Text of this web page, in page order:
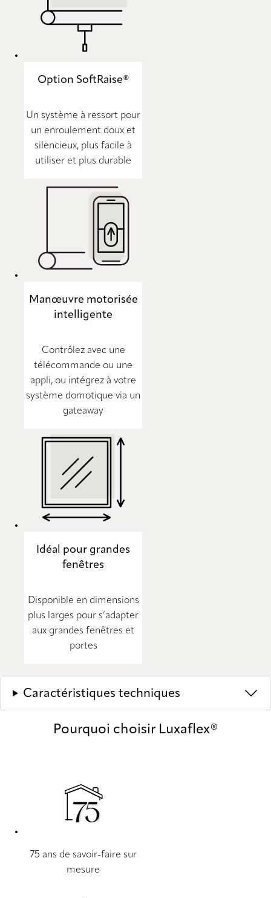
Option SoftRaise®
Un système à ressort pour
un enroulement doux et
silencieux, plus facile à
utiliser et plus durable
Manœuvre motorisée
intelligente
Contrôlez avec une
télécommande ou une
appli, ou intégrez à votre
système domotique via un
gateaway
Idéal pour grandes
fenêtres
Disponible en dimensions
plus larges pour s’adapter
aux grandes fenêtres et
portes
Caractéristiques techniques
Pourquoi choisir Luxaflex®
75 ans de savoir-faire sur
mesure